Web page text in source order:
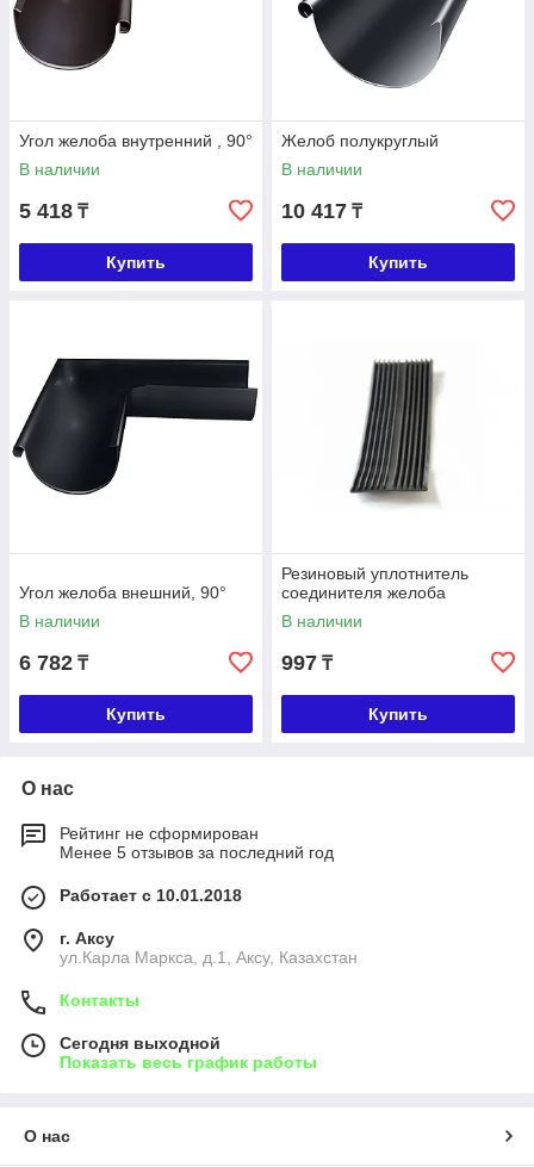
Угол желоба внутренний , 90°
В наличии
5 418 ₸
Купить
Желоб полукруглый
В наличии
10 417 ₸
Купить
Угол желоба внешний, 90°
В наличии
6 782 ₸
Купить
Резиновый уплотнитель
соединителя желоба
В наличии
997 ₸
Купить
О нас
Рейтинг не сформирован
Менее 5 отзывов за последний год
Работает с 10.01.2018
г. Аксу
ул.Карла Маркса, д.1, Аксу, Казахстан
Контакты
Сегодня выходной
Показать весь график работы
О нас